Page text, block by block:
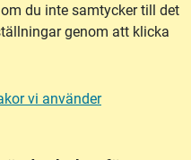
du inte samtycker till det
genom att klicka
vi använder